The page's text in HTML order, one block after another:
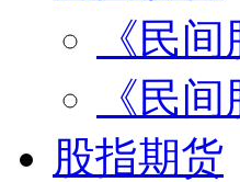
《民间
《民
股指期货